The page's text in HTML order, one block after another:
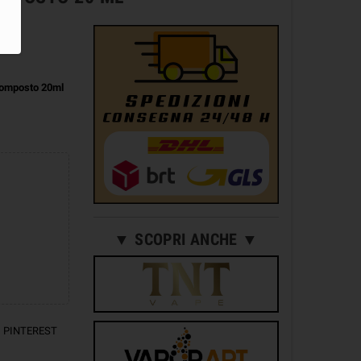
20ml
PINTEREST
▼ SCOPRI ANCHE ▼